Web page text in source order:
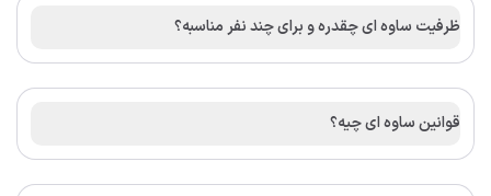
ظرفیت ساوه ای چقدره و برای چند نفر مناسبه؟
قوانین ساوه ای چیه؟